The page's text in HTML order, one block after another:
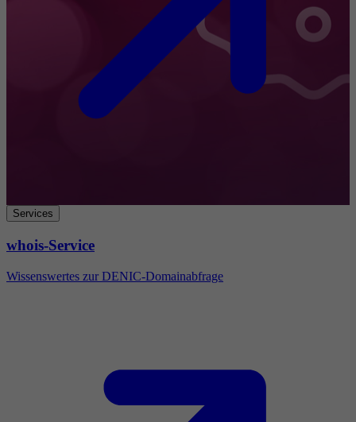
Services
whois-Service
Wissenswertes zur DENIC-Domainabfrage